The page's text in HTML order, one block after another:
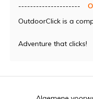
---------------------
OutdoorClick is a
Adventure that clicks!